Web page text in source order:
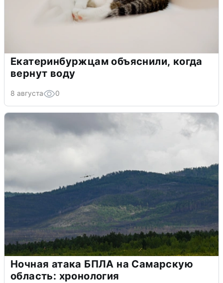
Екатеринбуржцам объяснили, когда
вернут воду
8 августа 0
Ночная атака БПЛА на Самарскую
область: хронология